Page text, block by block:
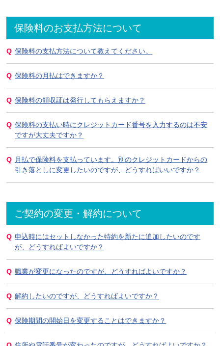
保険料のお支払方法について
保険料の支払方法について教えてください。
保険料の月払はできますか？
保険料の領収証は発行してもらえますか？
保険料の支払い時にクレジットカード番号を入力するのは不安
ですが大丈夫ですか？
月払で保険料を支払っています。別のクレジットカードからの
引き落としに変更したいのですが、どうすればいいですか？
ご契約の変更・解約について
申込時にはセットしなかった特約を新たに追加したいのです
が、どうすればよいですか？
職業が変更になったのですが、どうすればよいですか？
解約したいのですが、どうすればよいですか？
保険期間の開始日を変更することはできますか？